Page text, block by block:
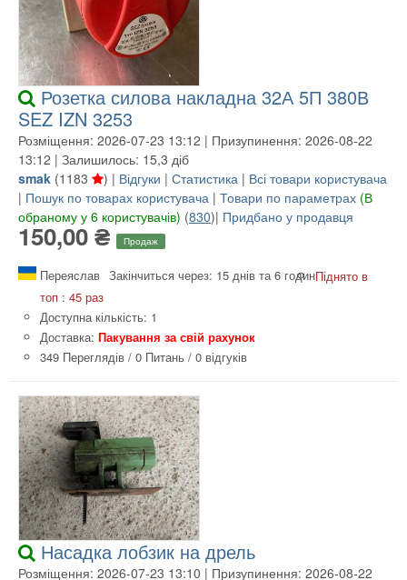
Розетка силова накладна 32А 5П 380В
SEZ IZN 3253
Розміщення: 2026-07-23 13:12 | Призупинення: 2026-08-22
13:12 | Залишилось: 15,3 діб
smak (1183 ) | Відгуки | Статистика | Всі товари користувача
| Пошук по товарах користувача | Товари по параметрах (В
обраному у 6 користувачів) (830)| Придбано у продавця
150,00 ₴ Продаж
Переяслав Закінчиться через: 15 днів та 6 годинПіднято в
топ : 45 раз
Доступна кількість: 1
Доставка: Пакування за свій рахунок
349 Переглядів / 0 Питань / 0 відгуків
Насадка лобзик на дрель
Розміщення: 2026-07-23 13:10 | Призупинення: 2026-08-22